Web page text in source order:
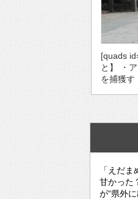
[quads
と】 ・
を捕獲す
「えだ
甘かった
が“県外